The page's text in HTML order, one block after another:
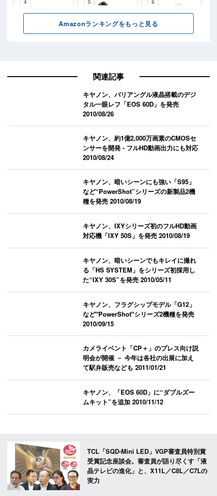
関連記事
キヤノン、バリアングル液晶搭載のデジ
タル一眼レフ「EOS 60D」を発売
2010/08/26
キヤノン、約1億2,000万画素のCMOSセ
ンサーを開発 - フルHD動画出力にも対応
2010/08/24
キヤノン、暗いシーンにも強い「S95」
など“PowerShot”シリーズの新製品2機
種を発売2010/08/19
キヤノン、IXYシリーズ初のフルHD動画
対応機「IXY 50S」を発売2010/08/19
キヤノン、暗いシーンでもキレイに撮れ
る「HS SYSTEM」をシリーズ初採用し
た“IXY 30S”を発売2010/05/11
キヤノン、フラグシップモデル「G12」
など"PowerShot"シリーズ2機種を発売
2010/09/15
カメライベント「CP＋」のプレス向け説
明会が開催 － 今年は各社の出展に加え
て駅弁販売なども2011/01/21
キヤノン、「EOS 60D」に“ダブルズー
ムキット”を追加2010/11/12
TCL「SQD-Mini LED」VGP審査員特別賞
受賞記念座談会。審査員が語り尽くす「液
晶テレビの進化」と、X11L／C8L／C7Lの
実力